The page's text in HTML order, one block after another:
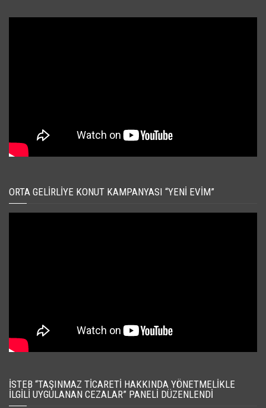
ORTA GELIRLIYE KONUT KAMPANYASI “YENI EVIM”
İSTEB “TAŞINMAZ TICARETI HAKKINDA YÖNETMELIKLE
İLGILI UYGULANAN CEZALAR” PANELI DÜZENLENDI